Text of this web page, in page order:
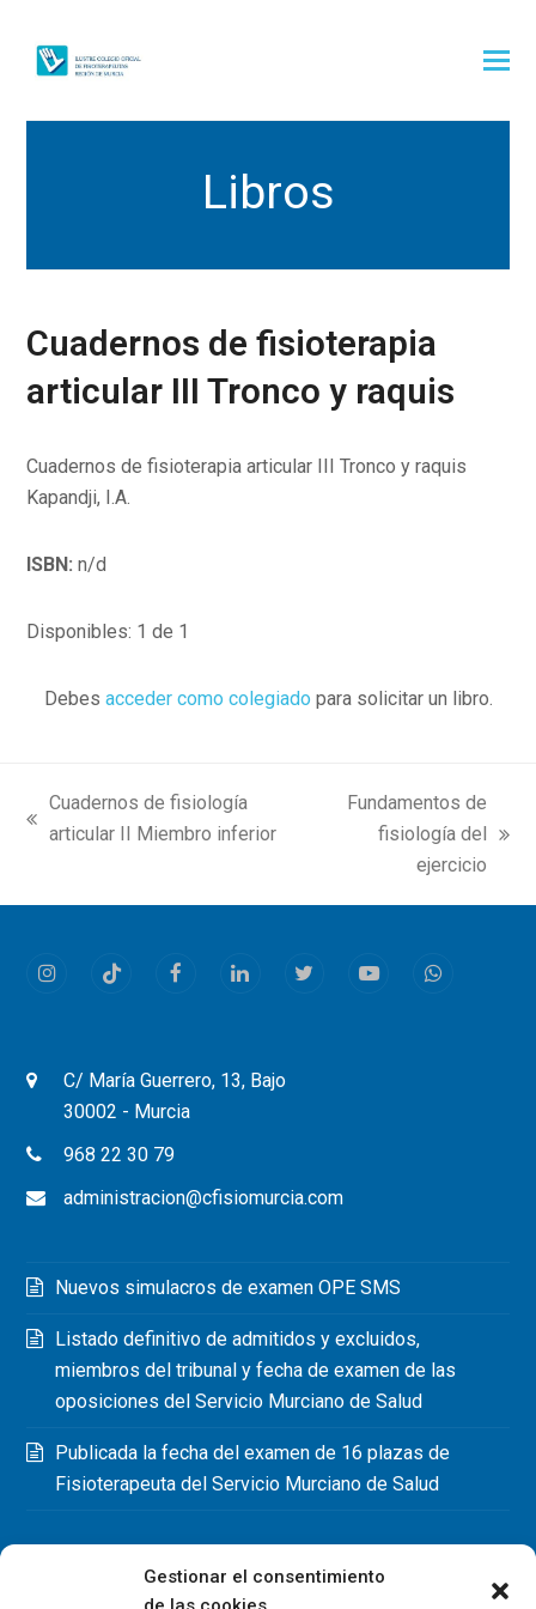
Gestionar el consentimiento
Libros
Cuadernos de fisioterapia
articular III Tronco y raquis
Cuadernos de fisioterapia articular III Tronco y raquis
Kapandji, I.A.
ISBN: n/d
Disponibles: 1 de 1
Debes acceder como colegiado para solicitar un libro.
previous
Cuadernos de fisiología
articular II Miembro inferior
Fundamentos de
fisiología del
ejercicio
InstagramTiktok FacebookLinkedInTwitterYoutubeWhatsapp
C/ María Guerrero, 13, Bajo
30002 - Murcia
968 22 30 79
administracion@cfisiomurcia.com
Nuevos simulacros de examen OPE SMS
Listado definitivo de admitidos y excluidos,
miembros del tribunal y fecha de examen de las
oposiciones del Servicio Murciano de Salud
Publicada la fecha del examen de 16 plazas de
Fisioterapeuta del Servicio Murciano de Salud